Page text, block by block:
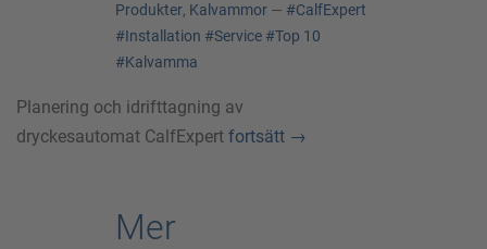
Produkter, Kalvammor — #CalfExpert
#Installation #Service #Top 10
#Kalvamma
Planering och idrifttagning av
dryckesautomat CalfExpert fortsätt →
Mer